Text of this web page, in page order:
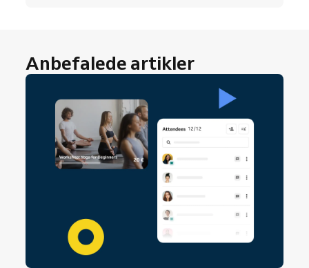
Anbefalede artikler